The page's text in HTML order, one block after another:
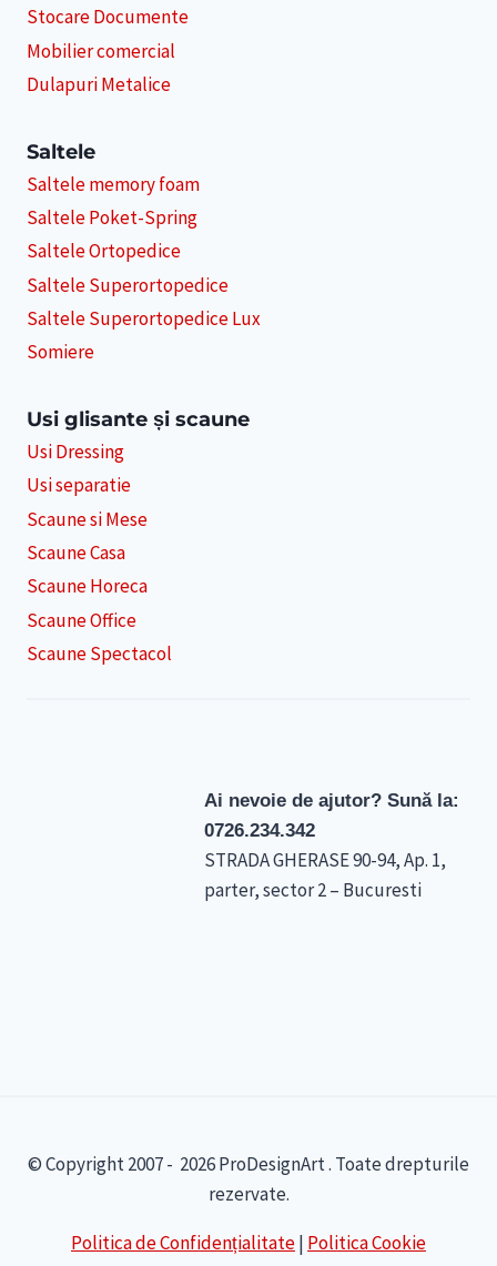
Stocare Documente
Mobilier comercial
Dulapuri Metalice
Saltele
Saltele memory foam
Saltele Poket-Spring
Saltele Ortopedice
Saltele Superortopedice
Saltele Superortopedice Lux
Somiere
Usi glisante și scaune
Usi Dressing
Usi separatie
Scaune si Mese
Scaune Casa
Scaune Horeca
Scaune Office
Scaune Spectacol
Ai nevoie de ajutor? Sună la:
0726.234.342
STRADA GHERASE 90-94, Ap. 1,
parter, sector 2 – Bucuresti
© Copyright 2007 - 2026 ProDesignArt . Toate drepturile
rezervate.
Politica de Confidențialitate| Politica Cookie